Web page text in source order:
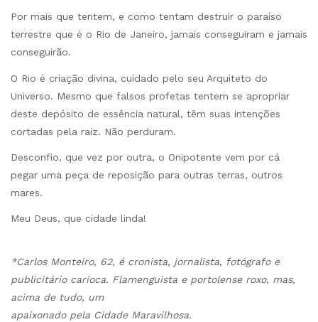
Por mais que tentem, e como tentam destruir o paraíso
terrestre que é o Rio de Janeiro, jamais conseguiram e jamais
conseguirão.
O Rio é criação divina, cuidado pelo seu Arquiteto do
Universo. Mesmo que falsos profetas tentem se apropriar
deste depósito de essência natural, têm suas intenções
cortadas pela raiz. Não perduram.
Desconfio, que vez por outra, o Onipotente vem por cá
pegar uma peça de reposição para outras terras, outros
mares.
Meu Deus, que cidade linda!
*Carlos Monteiro, 62, é cronista, jornalista, fotógrafo e
publicitário carioca. Flamenguista e portolense roxo, mas,
acima de tudo, um
apaixonado pela Cidade Maravilhosa.